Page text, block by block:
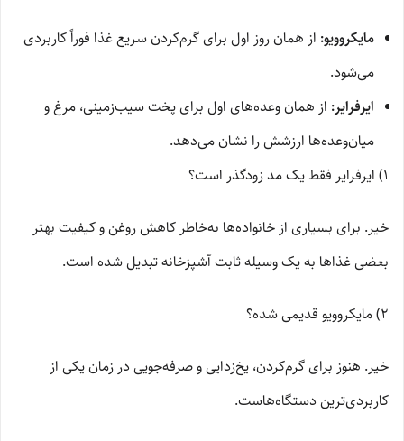
مایکروویو: از همان روز اول برای گرم‌کردن سریع غذا فوراً کاربردی
می‌شود.
ایرفرایر: از همان وعده‌های اول برای پخت سیب‌زمینی، مرغ و
میان‌وعده‌ها ارزشش را نشان می‌دهد.
1) ایرفرایر فقط یک مد زودگذر است؟
خیر. برای بسیاری از خانواده‌ها به‌خاطر کاهش روغن و کیفیت بهتر
بعضی غذاها به یک وسیله ثابت آشپزخانه تبدیل شده است.
2) مایکروویو قدیمی شده؟
خیر. هنوز برای گرم‌کردن، یخ‌زدایی و صرفه‌جویی در زمان یکی از
کاربردی‌ترین دستگاه‌هاست.